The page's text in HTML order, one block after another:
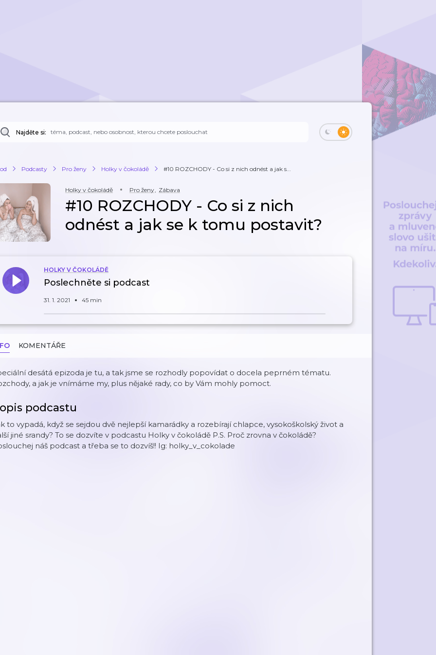
Najděte si:
Podcasty Pro ženy Holky v čokoládě #10 ROZCHODY - Co si z nich odnést a jak s...
Holky v čokoládě Pro ženy, Zábava
#10 ROZCHODY - Co si z nich
odnést a jak se k tomu postavit?
HOLKY V ČOKOLÁDĚ
Poslechněte si podcast
31. 1. 2021 45 min
KOMENTÁŘE
desátá epizoda je tu, a tak jsme se rozhodly popovídat o docela peprném tématu.
a jak je vnímáme my, plus nějaké rady, co by Vám mohly pomoct.
podcastu
to vypadá, když se sejdou dvě nejlepší kamarádky a rozebírají chlapce, vysokoškolský život a
jiné srandy? To se dozvíte v podcastu Holky v čokoládě P.S. Proč zrovna v čokoládě?
náš podcast a třeba se to dozvíš!! Ig: holky_v_cokolade